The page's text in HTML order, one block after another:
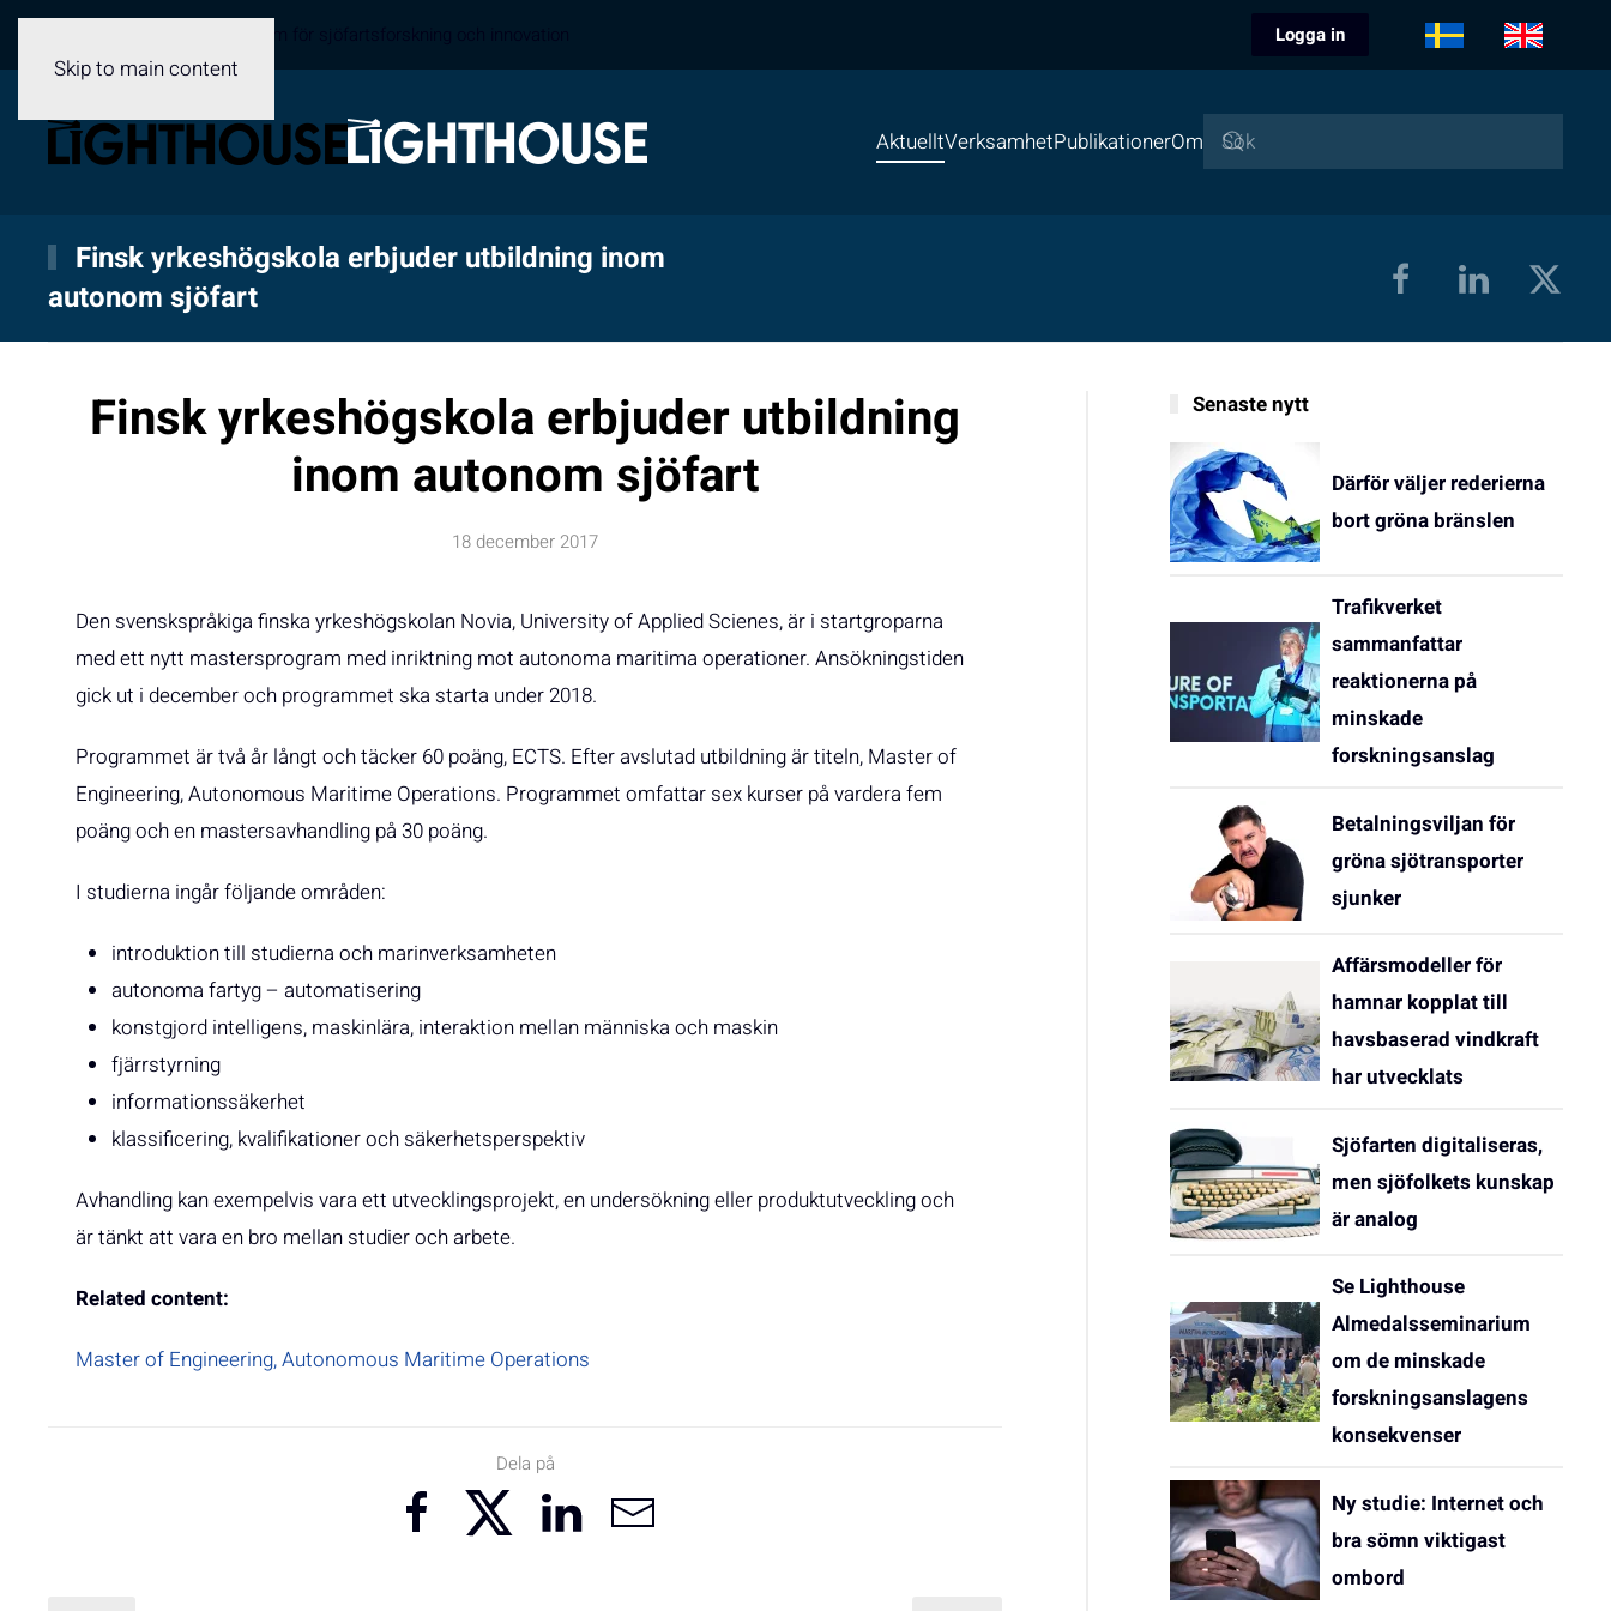
Skip to main content
Logga in
AktuelltVerksamhetPublikationerOm
Finsk yrkeshögskola erbjuder utbildning inom
autonom sjöfart
Finsk yrkeshögskola erbjuder utbildning
inom autonom sjöfart
18 december 2017
Den svenskspråkiga finska yrkeshögskolan Novia, University of Applied Scienes, är i startgroparna
med ett nytt mastersprogram med inriktning mot autonoma maritima operationer. Ansökningstiden
gick ut i december och programmet ska starta under 2018.
Programmet är två år långt och täcker 60 poäng, ECTS. Efter avslutad utbildning är titeln, Master of
Engineering, Autonomous Maritime Operations. Programmet omfattar sex kurser på vardera fem
poäng och en mastersavhandling på 30 poäng.
I studierna ingår följande områden:
introduktion till studierna och marinverksamheten
autonoma fartyg – automatisering
konstgjord intelligens, maskinlära, interaktion mellan människa och maskin
fjärrstyrning
informationssäkerhet
klassificering, kvalifikationer och säkerhetsperspektiv
Avhandling kan exempelvis vara ett utvecklingsprojekt, en undersökning eller produktutveckling och
är tänkt att vara en bro mellan studier och arbete.
Related content:
Master of Engineering, Autonomous Maritime Operations
Dela på
Senaste nytt
Därför väljer rederierna
bort gröna bränslen
Trafikverket
sammanfattar
reaktionerna på
minskade
forskningsanslag
Betalningsviljan för
gröna sjötransporter
sjunker
Affärsmodeller för
hamnar kopplat till
havsbaserad vindkraft
har utvecklats
Sjöfarten digitaliseras,
men sjöfolkets kunskap
är analog
Se Lighthouse
Almedalsseminarium
om de minskade
forskningsanslagens
konsekvenser
Ny studie: Internet och
bra sömn viktigast
ombord